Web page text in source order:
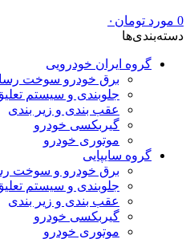
0 مورد تومان ۰
دسته‌بندی‌ها
گروه ایران خودرویی
برق خودرو سوخت
جلوبندی و سیستم
عقب بندی و زیر بندی
گیربکسی خودرو
موتوری خودرو
گروه سایپایی
برق خودرو و سوخت
جلوبندی و سیستم
عقب بندی و زیر بندی
گیربکسی خودرو
موتوری خودرو